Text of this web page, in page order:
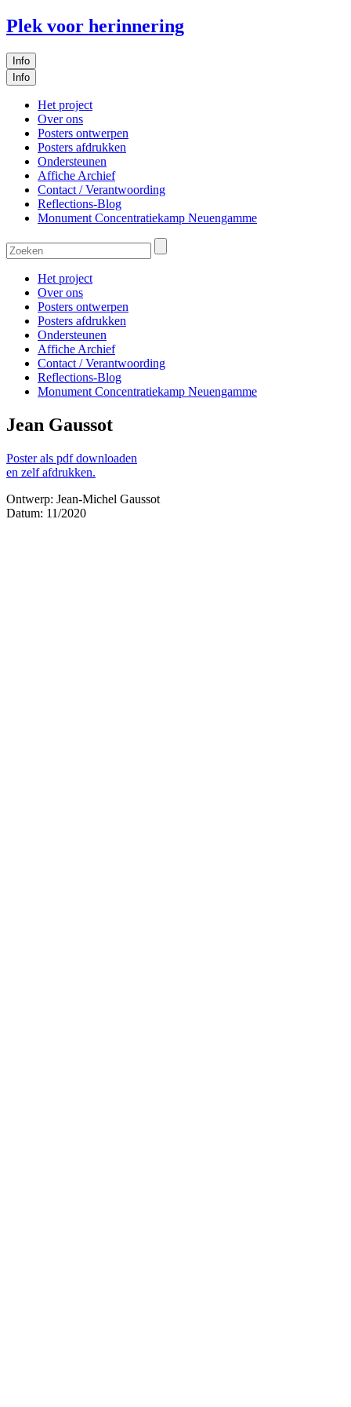
Plek voor herinnering
Info
Info
Het project
Over ons
Posters ontwerpen
Posters afdrukken
Ondersteunen
Affiche Archief
Contact / Verantwoording
Reflections-Blog
Monument Concentratiekamp Neuengamme
Het project
Over ons
Posters ontwerpen
Posters afdrukken
Ondersteunen
Affiche Archief
Contact / Verantwoording
Reflections-Blog
Monument Concentratiekamp Neuengamme
Jean Gaussot
Poster als pdf downloaden
en zelf afdrukken.
Ontwerp: Jean-Michel Gaussot
Datum: 11/2020